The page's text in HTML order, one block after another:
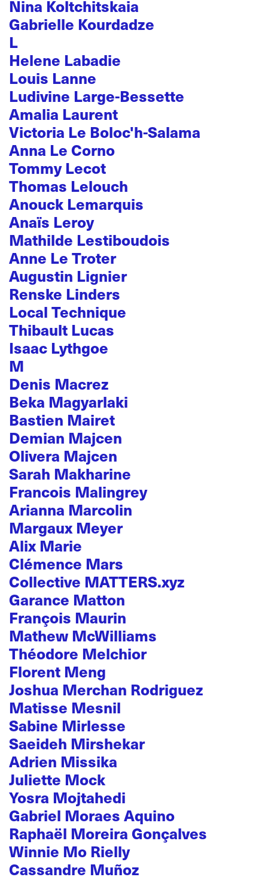
Nina Koltchitskaia
Gabrielle Kourdadze
L
Helene Labadie
Louis Lanne
Ludivine Large-Bessette
Amalia Laurent
Victoria Le Boloc'h-Salama
Anna Le Corno
Tommy Lecot
Thomas Lelouch
Anouck Lemarquis
Anaïs Leroy
Mathilde Lestiboudois
Anne Le Troter
Augustin Lignier
Renske Linders
Local Technique
Thibault Lucas
Isaac Lythgoe
M
Denis Macrez
Beka Magyarlaki
Bastien Mairet
Demian Majcen
Olivera Majcen
Sarah Makharine
Francois Malingrey
Arianna Marcolin
Margaux Meyer
Alix Marie
Clémence Mars
Collective MATTERS.xyz
Garance Matton
François Maurin
Mathew McWilliams
Théodore Melchior
Florent Meng
Joshua Merchan Rodriguez
Matisse Mesnil
Sabine Mirlesse
Saeideh Mirshekar
Adrien Missika
Juliette Mock
Yosra Mojtahedi
Gabriel Moraes Aquino
Raphaël Moreira Gonçalves
Winnie Mo Rielly
Cassandre Muñoz